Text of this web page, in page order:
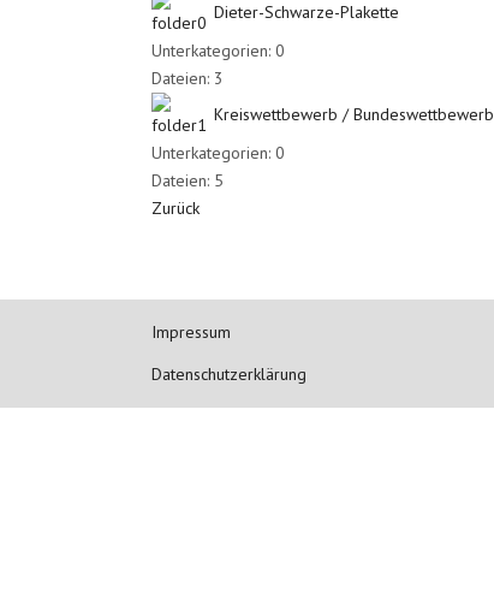
Dieter-Schwarze-Plakette
Unterkategorien: 0
Dateien: 3
Kreiswettbewerb / Bundeswettbewerb
Unterkategorien: 0
Dateien: 5
Zurück
Impressum
Datenschutzerklärung